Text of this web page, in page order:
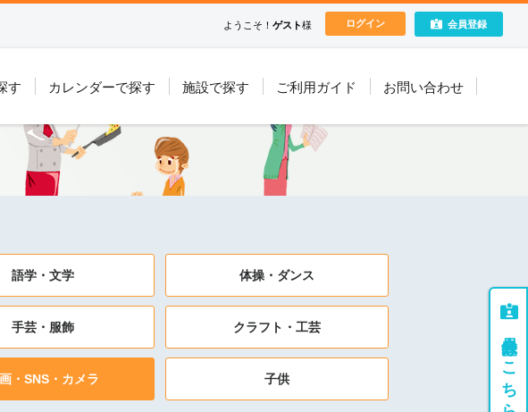
会員登録
ログイン
ようこそ！ ゲスト様
す カレンダーで探す 施設で探す ご利用ガイド お問い合わせ
語学・文学 体操・ダンス
手芸・服飾 クラフト・工芸
・SNS・カメラ 子供 会員登録はこちら